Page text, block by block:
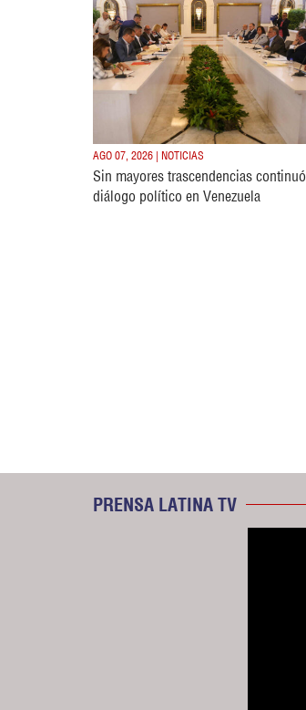
AGO 07, 2026 | NOTICIAS
Sin mayores trascendencias continuó
diálogo político en Venezuela
PRENSA LATINA TV